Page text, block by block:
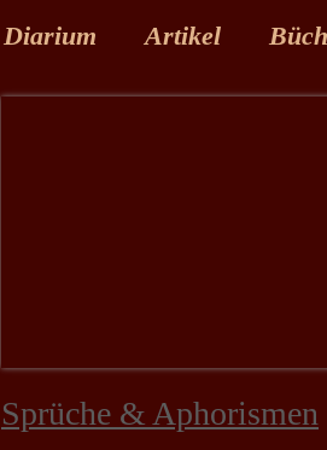
Diarium Artikel
Sprüche & Aphorismen